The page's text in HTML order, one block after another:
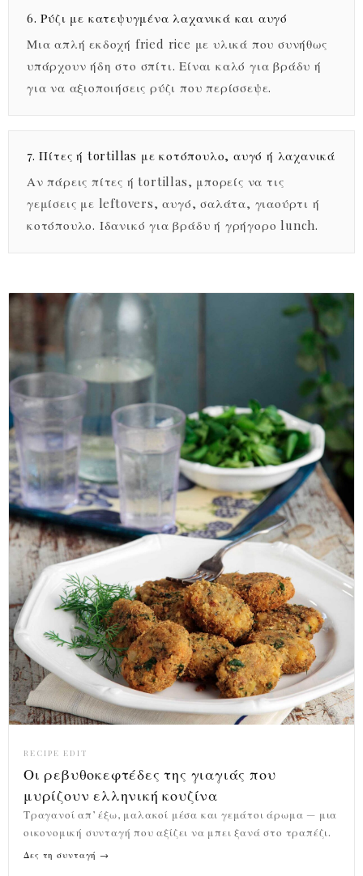
6. Ρύζι με κατεψυγμένα λαχανικά και αυγό
Μια απλή εκδοχή fried rice με υλικά που συνήθως
υπάρχουν ήδη στο σπίτι. Είναι καλό για βράδυ ή
για να αξιοποιήσεις ρύζι που περίσσεψε.
7. Πίτες ή tortillas με κοτόπουλο, αυγό ή λαχανικά
Αν πάρεις πίτες ή tortillas, μπορείς να τις
γεμίσεις με leftovers, αυγό, σαλάτα, γιαούρτι ή
κοτόπουλο. Ιδανικό για βράδυ ή γρήγορο lunch.
RECIPE EDIT
Οι ρεβυθοκεφτέδες της γιαγιάς που
μυρίζουν ελληνική κουζίνα
Τραγανοί απ’ έξω, μαλακοί μέσα και γεμάτοι άρωμα — μια
οικονομική συνταγή που αξίζει να μπει ξανά στο τραπέζι.
Δες τη συνταγή →